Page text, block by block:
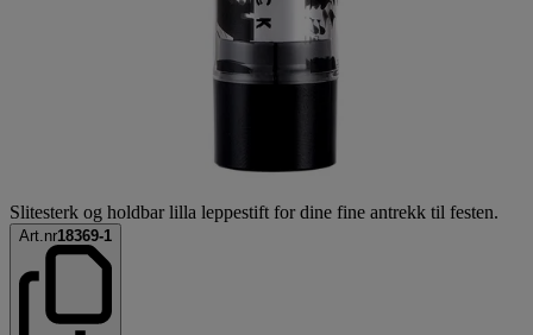
Slitesterk og holdbar lilla leppestift for dine fine antrekk til festen.
Art.nr18369-1